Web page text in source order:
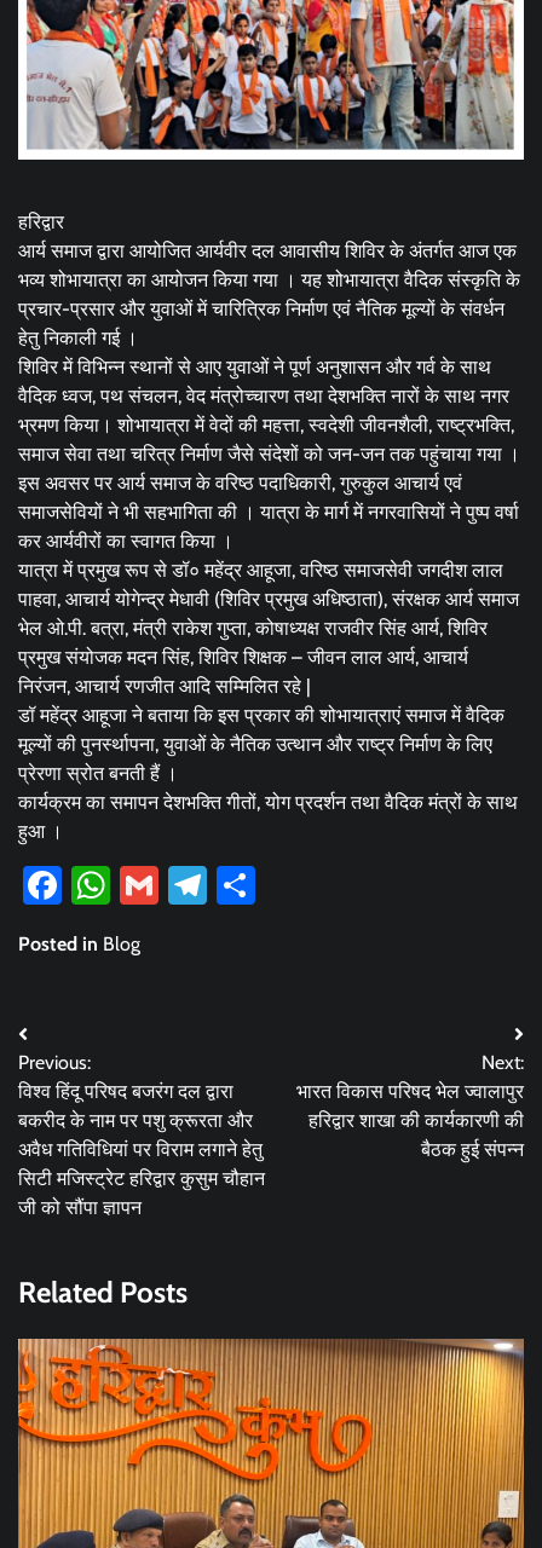
हरिद्वार
आर्य समाज द्वारा आयोजित आर्यवीर दल आवासीय शिविर के अंतर्गत आज एक
भव्य शोभायात्रा का आयोजन किया गया । यह शोभायात्रा वैदिक संस्कृति के
प्रचार-प्रसार और युवाओं में चारित्रिक निर्माण एवं नैतिक मूल्यों के संवर्धन
हेतु निकाली गई ।
शिविर में विभिन्न स्थानों से आए युवाओं ने पूर्ण अनुशासन और गर्व के साथ
वैदिक ध्वज, पथ संचलन, वेद मंत्रोच्चारण तथा देशभक्ति नारों के साथ नगर
भ्रमण किया। शोभायात्रा में वेदों की महत्ता, स्वदेशी जीवनशैली, राष्ट्रभक्ति,
समाज सेवा तथा चरित्र निर्माण जैसे संदेशों को जन-जन तक पहुंचाया गया ।
इस अवसर पर आर्य समाज के वरिष्ठ पदाधिकारी, गुरुकुल आचार्य एवं
समाजसेवियों ने भी सहभागिता की । यात्रा के मार्ग में नगरवासियों ने पुष्प वर्षा
कर आर्यवीरों का स्वागत किया ।
यात्रा में प्रमुख रूप से डॉ० महेंद्र आहूजा, वरिष्ठ समाजसेवी जगदीश लाल
पाहवा, आचार्य योगेन्द्र मेधावी (शिविर प्रमुख अधिष्ठाता), संरक्षक आर्य समाज
भेल ओ.पी. बत्रा, मंत्री राकेश गुप्ता, कोषाध्यक्ष राजवीर सिंह आर्य, शिविर
प्रमुख संयोजक मदन सिंह, शिविर शिक्षक – जीवन लाल आर्य, आचार्य
निरंजन, आचार्य रणजीत आदि सम्मिलित रहे |
डॉ महेंद्र आहूजा ने बताया कि इस प्रकार की शोभायात्राएं समाज में वैदिक
मूल्यों की पुनर्स्थापना, युवाओं के नैतिक उत्थान और राष्ट्र निर्माण के लिए
प्रेरणा स्रोत बनती हैं ।
कार्यक्रम का समापन देशभक्ति गीतों, योग प्रदर्शन तथा वैदिक मंत्रों के साथ
हुआ ।
Facebook
WhatsApp
GmailTelegram
Posted in Blog
Post
navigation
Previous:
विश्व हिंदू परिषद बजरंग दल द्वारा
बकरीद के नाम पर पशु क्रूरता और
अवैध गतिविधियां पर विराम लगाने हेतु
सिटी मजिस्ट्रेट हरिद्वार कुसुम चौहान
जी को सौंपा ज्ञापन
Next:
भारत विकास परिषद भेल ज्वालापुर
हरिद्वार शाखा की कार्यकारणी की
बैठक हुई संपन्न
Related Posts